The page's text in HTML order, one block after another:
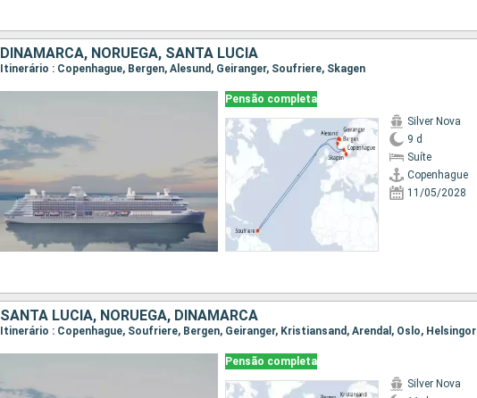
DINAMARCA, NORUEGA, SANTA LUCIA
Itinerário : Copenhague, Bergen, Alesund, Geiranger, Soufriere, Skagen
Pensão completa
Silver Nova
9 d
Suíte
Copenhague
11/05/2028
SANTA LUCIA, NORUEGA, DINAMARCA
Itinerário : Copenhague, Soufriere, Bergen, Geiranger, Kristiansand, Arendal, Oslo, Helsingor
Pensão completa
Silver Nova